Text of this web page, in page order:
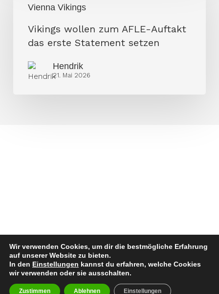
Vienna Vikings
AFLE-
Auftakt
erste
Statement
Vikings wollen zum AFLE-Auftakt
das erste Statement setzen
Hendrik
21. Mai 2026
Wir verwenden Cookies, um dir die bestmögliche Erfahrung
auf unserer Website zu bieten.
In den Einstellungen kannst du erfahren, welche Cookies
wir verwenden oder sie ausschalten.
Zustimmen Ablehnen Einstellungen